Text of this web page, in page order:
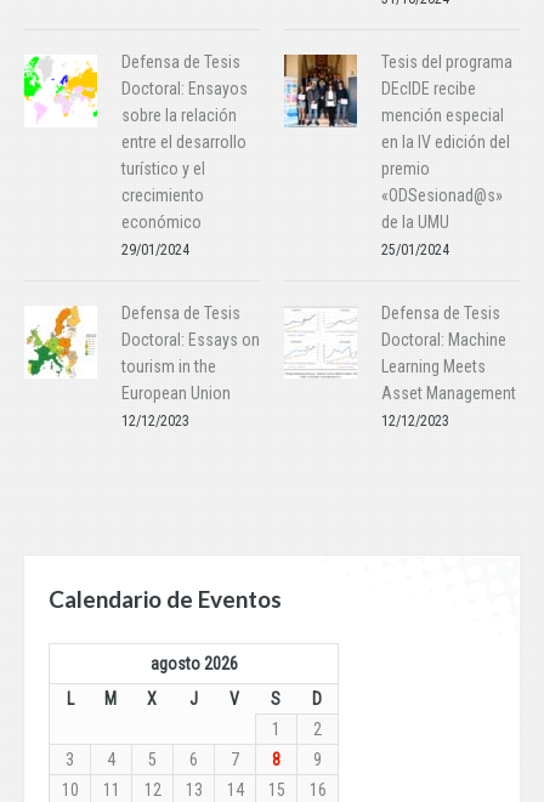
Defensa de Tesis
Doctoral: Ensayos
sobre la relación
entre el desarrollo
turístico y el
crecimiento
económico
29/01/2024
Tesis del programa
DEcIDE recibe
mención especial
en la IV edición del
premio
«ODSesionad@s»
de la UMU
25/01/2024
Defensa de Tesis
Doctoral: Essays on
tourism in the
European Union
12/12/2023
Defensa de Tesis
Doctoral: Machine
Learning Meets
Asset Management
12/12/2023
Calendario de Eventos
agosto 2026
L
M X J V S D
1
2
3
4 5 6 7 8
9
10
11 12 13 14 15
16